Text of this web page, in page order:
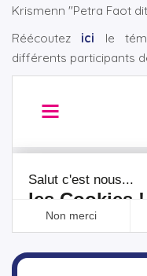
Krismenn "Petra Faot
Réécoutez ici le
différents participants